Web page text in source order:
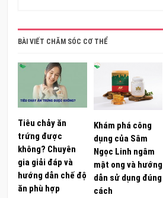
BÀI VIẾT CHĂM SÓC CƠ THỂ
Tiêu chảy ăn
trứng được
không? Chuyên
gia giải đáp và
hướng dẫn chế độ
ăn phù hợp
Khám phá công
dụng của Sâm
Ngọc Linh ngâm
mật ong và hướng
dẫn sử dụng đúng
cách